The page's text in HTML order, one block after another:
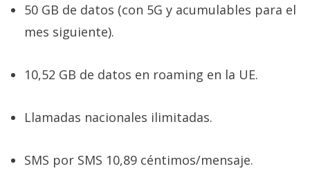
50 GB de datos (con 5G y acumulables para el
mes siguiente).
10,52 GB de datos en roaming en la UE.
Llamadas nacionales ilimitadas.
SMS por SMS 10,89 céntimos/mensaje.